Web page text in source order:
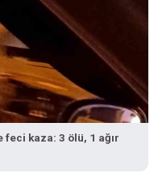
feci kaza: 3 ölü, 1 ağır